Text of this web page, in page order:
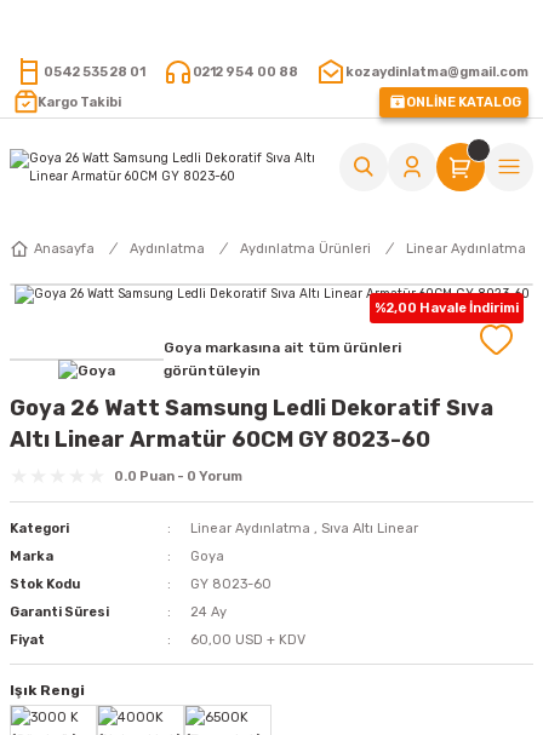
0542 535 28 01 0212 954 00 88
kozaydinlatma@gmail.com
Kargo Takibi
ONLİNE KATALOG
Anasayfa Aydınlatma Aydınlatma Ürünleri Linear Aydınlatma
%2,00 Havale İndirimi
Goya markasına ait tüm ürünleri
görüntüleyin
Goya 26 Watt Samsung Ledli Dekoratif Sıva
Altı Linear Armatür 60CM GY 8023-60
0.0 Puan - 0 Yorum
Kategori Linear Aydınlatma , Sıva Altı Linear
Marka
Goya
Stok Kodu
GY 8023-60
Garanti Süresi
24 Ay
Fiyat
60,00 USD + KDV
Işık Rengi